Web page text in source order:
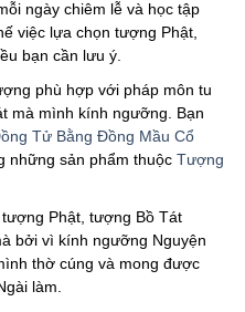
ngày chiêm lễ và học tập
việc lựa chọn tượng Phật,
bạn cần lưu ý.
phù hợp với pháp môn tu
mà mình kính ngưỡng. Bạn
Tử Bằng Đồng Mầu Cổ
những sản phẩm thuộc Tượng
Phật, tượng Bồ Tát
bởi vì kính ngưỡng Nguyện
thờ cúng và mong được
làm.